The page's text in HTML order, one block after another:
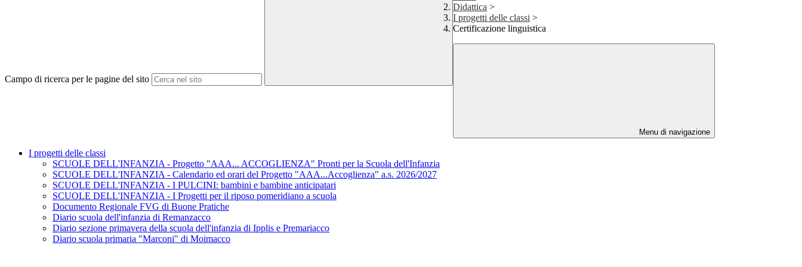
Campo di ricerca per le pagine del sito
Didattica >
I progetti delle classi >
Certificazione linguistica
Menu di navigazione
I progetti delle classi
SCUOLE DELL'INFANZIA - Progetto "AAA... ACCOGLIENZA" Pronti per la Scuola dell'Infanzia
SCUOLE DELL'INFANZIA - Calendario ed orari del Progetto "AAA...Accoglienza" a.s. 2026/2027
SCUOLE DELL'INFANZIA - I PULCINI: bambini e bambine anticipatari
SCUOLE DELL'INFANZIA - I Progetti per il riposo pomeridiano a scuola
Documento Regionale FVG di Buone Pratiche
Diario scuola dell'infanzia di Remanzacco
Diario sezione primavera della scuola dell'infanzia di Ipplis e Premariacco
Diario scuola primaria "Marconi" di Moimacco